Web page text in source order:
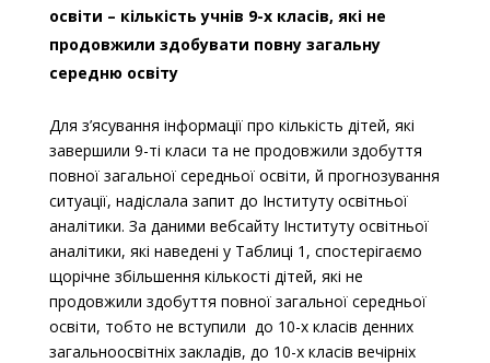
освіти – кількість учнів 9-х класів, які не
продовжили здобувати повну загальну
середню освіту
Для з’ясування інформації про кількість дітей, які
завершили 9-ті класи та не продовжили здобуття
повної загальної середньої освіти, й прогнозування
ситуації, надіслала запит до Інституту освітньої
аналітики. За даними вебсайту Інституту освітньої
аналітики, які наведені у Таблиці 1, спостерігаємо
щорічне збільшення кількості дітей, які не
продовжили здобуття повної загальної середньої
освіти, тобто не вступили до 10-х класів денних
загальноосвітніх закладів, до 10-х класів вечірніх